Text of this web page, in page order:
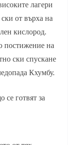
лагери
от върха на
кислород.
постижение на
ски спускане
Кхумбу.
се готвят за